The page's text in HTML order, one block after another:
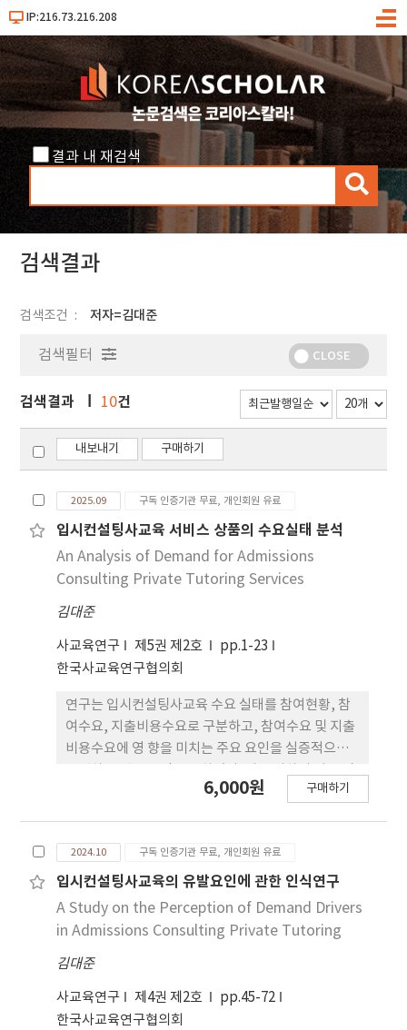
IP:216.73.216.208
메
결과 내 재검색
검
색
검색결과
검색조건 저자=김대준
검색필터 CLOSE
검색결과 10건
내보내기 구매하기
2025.09 구독 인증기관 무료, 개인회원 유료
입시컨설팅사교육 서비스 상품의 수요실태 분석
An Analysis of Demand for Admissions
Consulting Private Tutoring Services
김대준
사교육연구 제5권 제2호
pp.1-23
한국사교육연구협의회
연구는 입시컨설팅사교육 수요 실태를 참여현황, 참
여수요, 지출비용수요로 구분하고, 참여수요 및 지출
비용수요에 영 향을 미치는 주요 요인을 실증적으로
수도권 지역 고등학생 및 재 수생을 연구 대상으로 설
양적연구를 수행하였다. 분석 결과, 입시컨설팅사교
육 참여자의 월평균 이용 횟수는 1.13회, 월평균 지출
비용은 382,638.8원으로 나타났다. 이어서 실시한 회
귀분석에서는, 가정배경 요인(교육특구 거주 여부,
두에 정(+)의 영향을 미치는 주요 변수로 작용하였다.
반면, 학생 특성 요인(진로 불안, 학업 성취도 등)은
주로 참여 여부에 영향을 미치는 요인으로 확인되었
6,000원 구매하기
2024.10 구독 인증기관 무료, 개인회원 유료
입시컨설팅사교육의 유발요인에 관한 인식연구
A Study on the Perception of Demand Drivers
in Admissions Consulting Private Tutoring
김대준
사교육연구 제4권 제2호
pp.45-72
한국사교육연구협의회